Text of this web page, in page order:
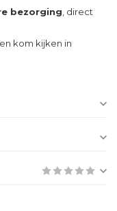
bezorging , direct
en kom kijken in